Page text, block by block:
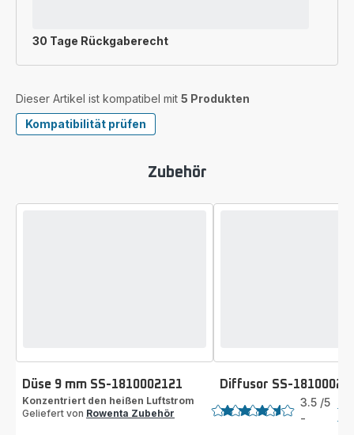
30 Tage Rückgaberecht
Dieser Artikel ist kompatibel mit 5 Produkten
Kompatibilität prüfen
Zubehör
Düse 9 mm SS-1810002121
Konzentriert den heißen Luftstrom
Geliefert von Rowenta Zubehör
Diffusor SS-
Bewertung
3.5 /5
-